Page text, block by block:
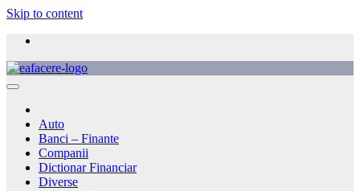
Skip to content
Auto
Banci – Finante
Companii
Dictionar Financiar
Diverse